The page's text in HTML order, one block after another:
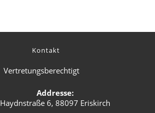
Kontakt
Vertretungsberechtigt
Addresse:
Haydnstraße 6, 88097 Eriskirch